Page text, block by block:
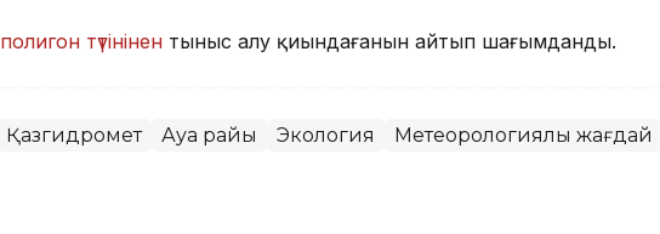
полигон түтінінен тыныс алу қиындағанын айтып шағымданды.
Қазгидромет Ауа райы Экология Метеорологиялық жағдай